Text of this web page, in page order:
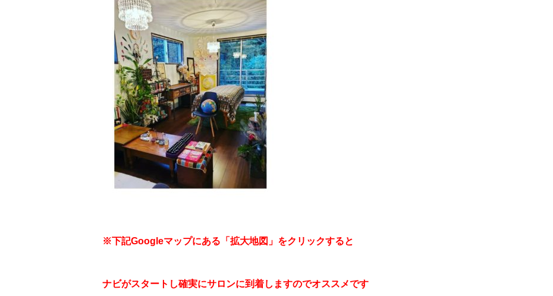
※下記Googleマップにある「拡大地図」をクリックすると
ナビがスタートし確実にサロンに到着しますのでオススメです